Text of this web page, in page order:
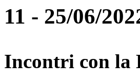
11 - 25/06/
Incontri con la